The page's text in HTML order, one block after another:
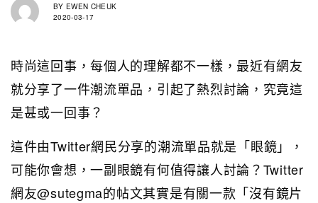
BY EWEN CHEUK
2020-03-17
時尚這回事，每個人的理解都不一樣，最近有網友
就分享了一件潮流單品，引起了熱烈討論，究竟這
是甚或一回事？
這件由Twitter網民分享的潮流單品就是「眼鏡」，
可能你會想，一副眼鏡有何值得讓人討論？Twitter
網友@sutegma的帖文其實是有關一款「沒有鏡片